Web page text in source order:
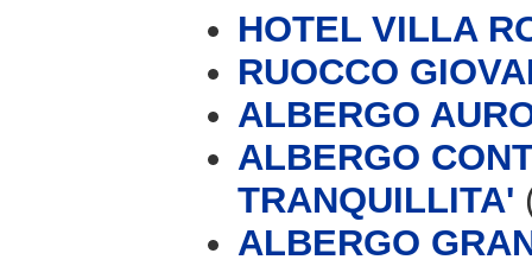
HOTEL VILLA
RUOCCO
ALBERGO
ALBERGO
TRANQUILLITA'
ALBERGO